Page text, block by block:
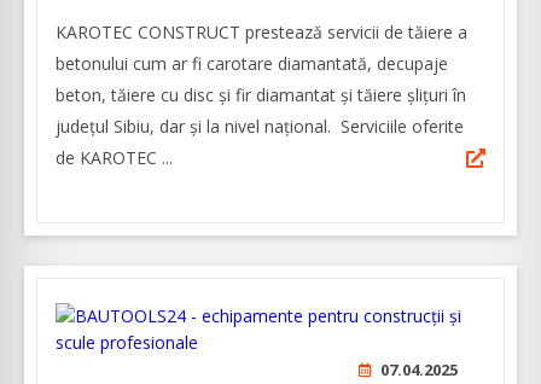
KAROTEC CONSTRUCT prestează servicii de tăiere a
betonului cum ar fi carotare diamantată, decupaje
beton, tăiere cu disc şi fir diamantat şi tăiere şliţuri în
judeţul Sibiu, dar şi la nivel naţional. Serviciile oferite
de KAROTEC ...
07.04.2025